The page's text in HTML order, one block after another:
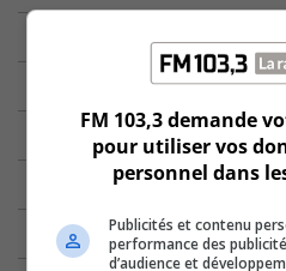
FM 103,3 demande
pour utiliser vos
personnel dans
Publicités et contenu
performance des
d’audience et